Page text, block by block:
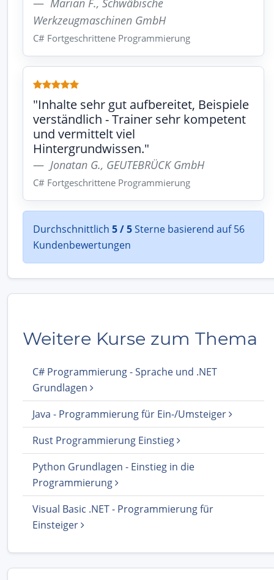
Marian F., Schwäbische
Werkzeugmaschinen GmbH
C# Fortgeschrittene Programmierung
"Inhalte sehr gut aufbereitet, Beispiele
verständlich - Trainer sehr kompetent
und vermittelt viel
Hintergrundwissen."
Jonatan G., GEUTEBRÜCK GmbH
C# Fortgeschrittene Programmierung
Durchschnittlich 5 / 5Sterne basierend auf 56
Kundenbewertungen
Weitere Kurse zum Thema
C# Programmierung - Sprache und .NET
Grundlagen
Java - Programmierung für Ein-/Umsteiger
Rust Programmierung Einstieg
Python Grundlagen - Einstieg in die
Programmierung
Visual Basic .NET - Programmierung für
Einsteiger